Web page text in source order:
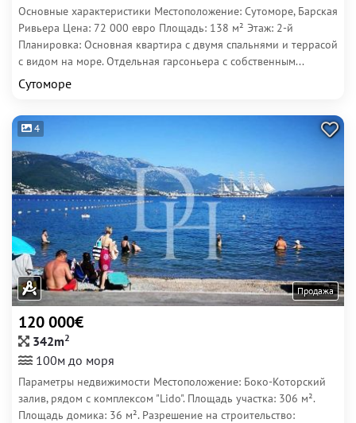
Основные характеристики Местоположение: Сутоморе, Барская
Ривьера Цена: 72 000 евро Площадь: 138 м² Этаж: 2-й
Планировка: Основная квартира с двумя спальнями и террасой
с видом на море. Отдельная гарсоньера с собственным...
Сутоморе
4
Продажа
120 000€
342m2
100м до моря
Параметры недвижимости Местоположение: Боко-Которский
залив, рядом с комплексом "Lido". Площадь участка: 306 м².
Площадь домика: 36 м². Разрешение на строительство: